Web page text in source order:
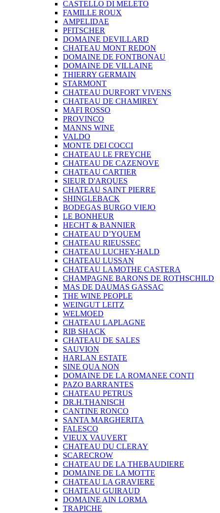
CASTELLO DI MELETO
FAMILLE ROUX
AMPELIDAE
PFITSCHER
DOMAINE DEVILLARD
CHATEAU MONT REDON
DOMAINE DE FONTBONAU
DOMAINE DE VILLAINE
THIERRY GERMAIN
STARMONT
CHATEAU DURFORT VIVENS
CHATEAU DE CHAMIREY
MAFI ROSSO
PROVINCO
MANNS WINE
VALDO
MONTE DEI COCCI
CHATEAU LE FREYCHE
CHATEAU DE CAZENOVE
CHATEAU CARTIER
SIEUR D'ARQUES
CHATEAU SAINT PIERRE
SHINGLEBACK
BODEGAS BURGO VIEJO
LE BONHEUR
HECHT & BANNIER
CHATEAU D’YQUEM
CHATEAU RIEUSSEC
CHATEAU LUCHEY-HALD
CHATEAU LUSSAN
CHATEAU LAMOTHE CASTERA
CHAMPAGNE BARONS DE ROTHSCHILD
MAS DE DAUMAS GASSAC
THE WINE PEOPLE
WEINGUT LEITZ
WELMOED
CHATEAU LAPLAGNE
RIB SHACK
CHATEAU DE SALES
SAUVION
HARLAN ESTATE
SINE QUA NON
DOMAINE DE LA ROMANEE CONTI
PAZO BARRANTES
CHATEAU PETRUS
DR.H.THANISCH
CANTINE RONCO
SANTA MARGHERITA
FALESCO
VIEUX VAUVERT
CHATEAU DU CLERAY
SCARECROW
CHATEAU DE LA THEBAUDIERE
DOMAINE DE LA MOTTE
CHATEAU LA GRAVIERE
CHATEAU GUIRAUD
DOMAINE AIN LORMA
TRAPICHE